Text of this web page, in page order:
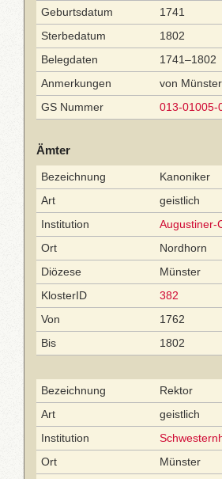
Geburtsdatum
1741
Sterbedatum
1802
Belegdaten
1741–1802
Anmerkungen
von Münster
GS Nummer
013-01005-
Ämter
Bezeichnung
Kanoniker
Art
geistlich
Institution
Augustiner-
Ort
Nordhorn
Diözese
Münster
KlosterID
382
Von
1762
Bis
1802
Bezeichnung
Rektor
Art
geistlich
Institution
Ort
Münster